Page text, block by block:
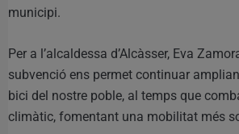
municipi.
Per a l’alcaldessa d’Alcàsser, Eva
subvenció ens permet continuar
bici del nostre poble, al temps que
climàtic, fomentant una mobilitat més